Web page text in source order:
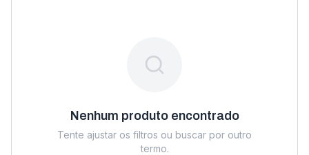
Nenhum produto encontrado
Tente ajustar os filtros ou buscar por outro
termo.